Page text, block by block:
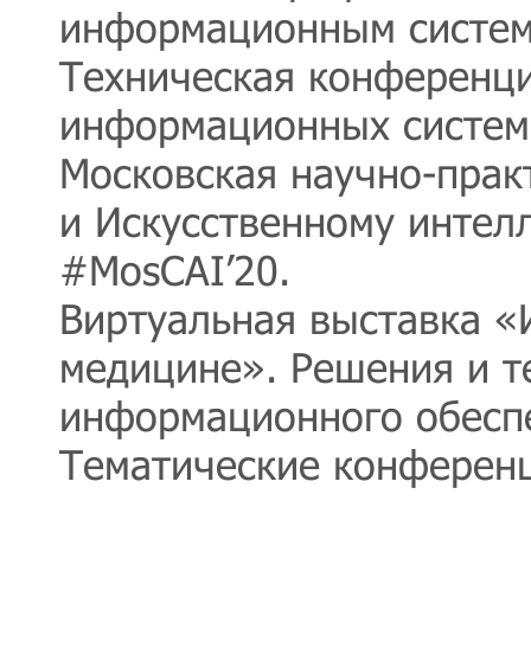
информационным
Техническая
информационных
Московская научно-
и Искусственному
#MosCAI’20.
Виртуальная выставка
медицине». Решения и
информационного
Тематические